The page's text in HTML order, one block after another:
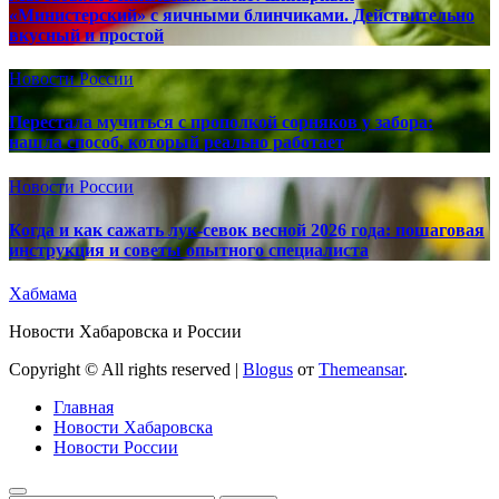
«Министерский» с яичными блинчиками. Действительно
вкусный и простой
Новости России
Перестала мучиться с прополкой сорняков у забора:
нашла способ, который реально работает
Новости России
Когда и как сажать лук-севок весной 2026 года: пошаговая
инструкция и советы опытного специалиста
Хабмама
Новости Хабаровска и России
Copyright © All rights reserved | Blogus от Themeansar.
Главная
Новости Хабаровска
Новости России